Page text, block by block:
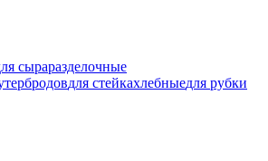
сыраразделочные
для стейкахлебныедля рубки